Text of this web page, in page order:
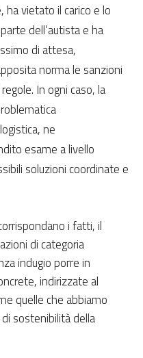
ha vietato il carico e lo
dell’autista e ha
di attesa,
norma le sanzioni
In ogni caso, la
ne
esame a livello
soluzioni coordinate e
i fatti, il
di categoria
indugio porre in
indirizzate al
quelle che abbiamo
sostenibilità della